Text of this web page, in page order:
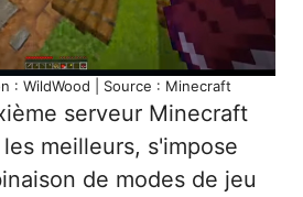
: WildWood | Source : Minecraft
serveur Minecraft
meilleurs, s'impose
de modes de jeu